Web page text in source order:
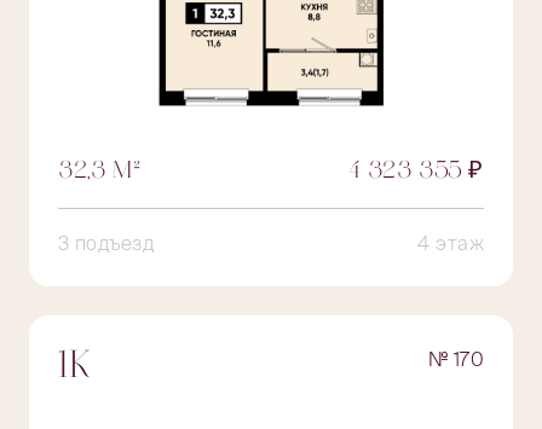
32,3 М² 4 323 355 ₽
3 подъезд 4 этаж
1К № 170